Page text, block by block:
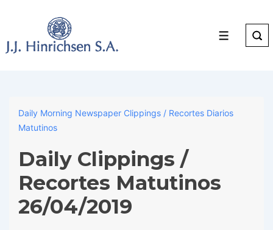
Main
Menu
Daily Morning Newspaper Clippings / Recortes Diarios
Matutinos
Daily Clippings /
Recortes Matutinos
26/04/2019